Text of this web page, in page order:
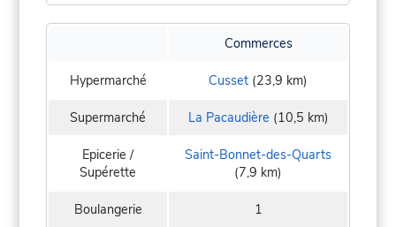
Commerces
Hypermarché Cusset (23,9 km)
Supermarché La Pacaudière (10,5 km)
Epicerie /
Supérette
Saint-Bonnet-des-Quarts
(7,9 km)
Boulangerie 1